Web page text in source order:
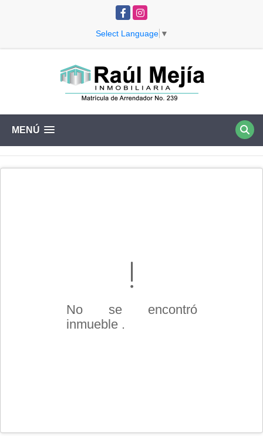
FacebookInstagram
Select Language ▼
MENÚ
No se encontró
inmueble .